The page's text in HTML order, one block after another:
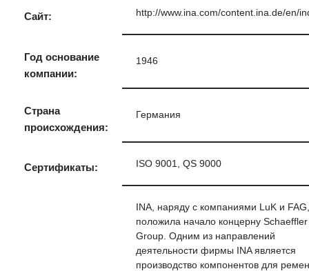
Сайт: http://www.ina.com/content.ina.de/en/
Год основание
компании:
1946
Страна
происхождения:
Германия
Сертификаты: ISO 9001, QS 9000
INA, наряду с компаниями LuK и FAG,
положила начало концерну Schaeffler
Group. Одним из направлений
деятельности фирмы INA является
производство компонентов для